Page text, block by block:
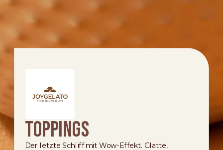
Toppings
Der letzte Schliff mit Wow-Effekt. Glatte,